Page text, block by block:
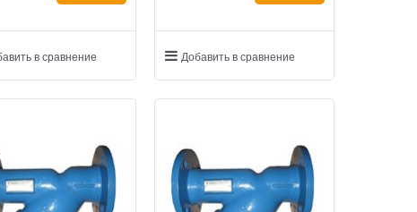
в сравнение Добавить в сравнение